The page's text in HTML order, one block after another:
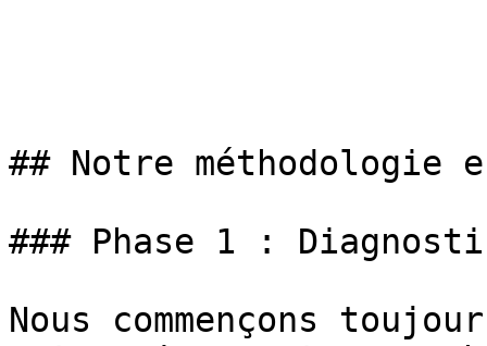
## Notre méthodologie
### Phase 1 :
Nous commençons